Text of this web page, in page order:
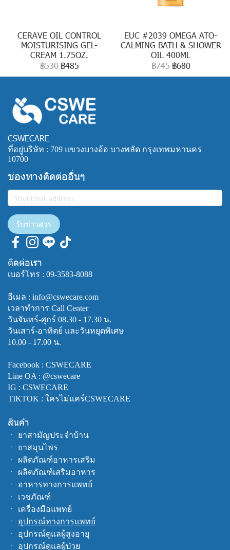
CERAVE OIL CONTROL
MOISTURISING GEL-
CREAM 1.75OZ.
฿530 ฿485
EUC #2039 OMEGA ATO-
CALMING BATH & SHOWER
OIL 400ML
฿745 ฿680
CSWECARE
ที่อยู่บริษัท : 709 แขวงบางอ้อ บางพลัด กรุงเทพมหานคร
10700
ช่องทางติดต่ออื่นๆ
รับข่าวสาร
ติดต่อเรา
เบอร์โทร : 09-3583-8088
อีเมล : info@cswecare.com
เวลาทำการ Call Center
วันจันทร์-ศุกร์ 08.30 - 17.30 น.
วันเสาร์-อาทิตย์ และวันหยุดพิเศษ
10.00 - 17.00 น.
Facebook : CSWECARE
Line OA : @cswecare
IG : CSWECARE
TIKTOK : ใครไม่แคร์CSWECARE
สินค้า
ㆍ ยาสามัญประจำบ้าน
ㆍ ยาสมุนไพร
ㆍ ผลิตภัณฑ์อาหารเสริม
ㆍ ผลิตภัณฑ์เสริมอาหาร
ㆍ อาหารทางการแพทย์
ㆍ เวชภัณฑ์
ㆍ เครื่องมือแพทย์
ㆍ อุปกรณ์ทางการแพทย์
ㆍ อุปกรณ์ดูแลผู้สูงอายุ
ㆍ อุปกรณ์ดูแลผู้ป่วย